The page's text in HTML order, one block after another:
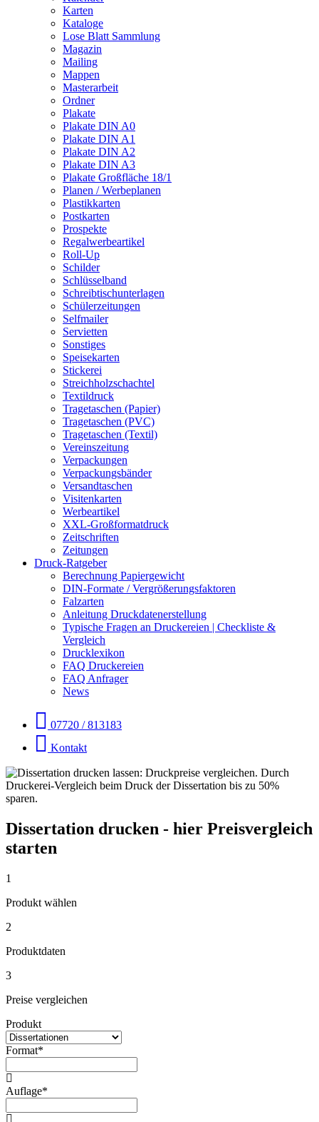
Karten
Kataloge
Lose Blatt Sammlung
Magazin
Mailing
Mappen
Masterarbeit
Ordner
Plakate
Plakate DIN A0
Plakate DIN A1
Plakate DIN A2
Plakate DIN A3
Plakate Großfläche 18/1
Planen / Werbeplanen
Plastikkarten
Postkarten
Prospekte
Regalwerbeartikel
Roll-Up
Schilder
Schlüsselband
Schreibtischunterlagen
Schülerzeitungen
Selfmailer
Servietten
Sonstiges
Speisekarten
Stickerei
Streichholzschachtel
Textildruck
Tragetaschen (Papier)
Tragetaschen (PVC)
Tragetaschen (Textil)
Vereinszeitung
Verpackungen
Verpackungsbänder
Versandtaschen
Visitenkarten
Werbeartikel
XXL-Großformatdruck
Zeitschriften
Zeitungen
Druck-Ratgeber
Berechnung Papiergewicht
DIN-Formate / Vergrößerungsfaktoren
Falzarten
Anleitung Druckdatenerstellung
Typische Fragen an Druckereien | Checkliste &
Vergleich
Drucklexikon
FAQ Druckereien
FAQ Anfrager
News
07720 / 813183
Kontakt
Dissertation drucken - hier Preisvergleich
starten
1
Produkt wählen
2
Produktdaten
3
Preise vergleichen
Produkt
Format*
Auflage*